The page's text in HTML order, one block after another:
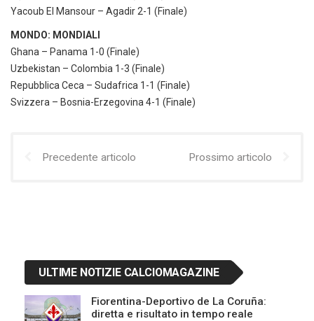
Yacoub El Mansour – Agadir 2-1 (Finale)
MONDO: MONDIALI
Ghana – Panama 1-0 (Finale)
Uzbekistan – Colombia 1-3 (Finale)
Repubblica Ceca – Sudafrica 1-1 (Finale)
Svizzera – Bosnia-Erzegovina 4-1 (Finale)
Precedente articolo Prossimo articolo
ULTIME NOTIZIE CALCIOMAGAZINE
Fiorentina-Deportivo de La Coruña:
diretta e risultato in tempo reale